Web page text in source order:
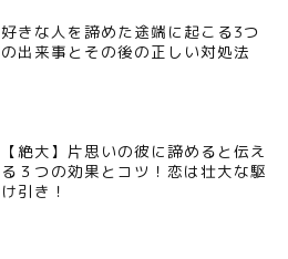
好きな人を諦めた途端に起こる3つ
の出来事とその後の正しい対処法
【絶大】片思いの彼に諦めると伝え
る３つの効果とコツ！恋は壮大な駆
け引き！